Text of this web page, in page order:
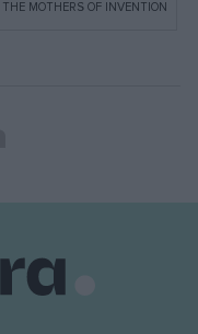
THE MOTHERS OF INVENTION